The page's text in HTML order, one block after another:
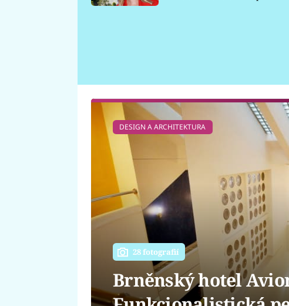
DESIGN A ARCHITEKTURA
28 fotografií
Brněnský hotel